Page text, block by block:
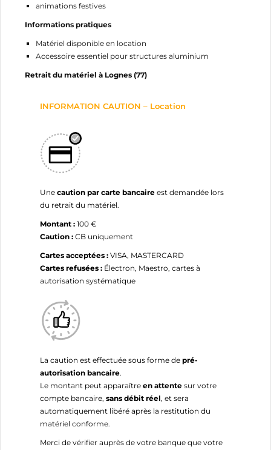
animations festives
Informations pratiques
Matériel disponible en location
Accessoire essentiel pour structures aluminium
Retrait du matériel à Lognes (77)
INFORMATION CAUTION – Location
Une caution par carte bancaire est demandée lors
du retrait du matériel.
Montant : 100 €
Caution : CB uniquement
Cartes acceptées : VISA, MASTERCARD
Cartes refusées : Électron, Maestro, cartes à
autorisation systématique
La caution est effectuée sous forme de pré-
autorisation bancaire.
Le montant peut apparaître en attente sur votre
compte bancaire, sans débit réel, et sera
automatiquement libéré après la restitution du
matériel conforme.
Merci de vérifier auprès de votre banque que votre